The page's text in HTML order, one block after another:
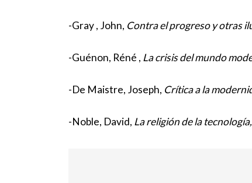
-Gray , John, Contra el progreso y otras
-Guénon, Réné , La crisis del mundo
-De Maistre, Joseph, Crítica a la
-Noble, David, La religión de la tecnología,